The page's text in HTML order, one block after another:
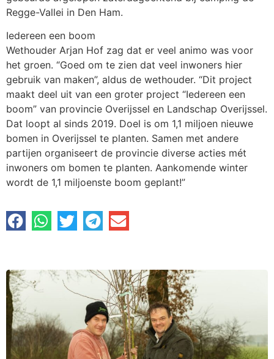
Regge-Vallei in Den Ham.
Iedereen een boom
Wethouder Arjan Hof zag dat er veel animo was voor
het groen. “Goed om te zien dat veel inwoners hier
gebruik van maken”, aldus de wethouder. “Dit project
maakt deel uit van een groter project “Iedereen een
boom” van provincie Overijssel en Landschap Overijssel.
Dat loopt al sinds 2019. Doel is om 1,1 miljoen nieuwe
bomen in Overijssel te planten. Samen met andere
partijen organiseert de provincie diverse acties mét
inwoners om bomen te planten. Aankomende winter
wordt de 1,1 miljoenste boom geplant!”